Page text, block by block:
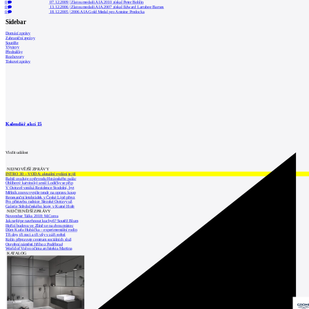
0 07.12.2009 |Zlatou medaili AIA 2010 získal Peter Bohlin
0
13.12.2006 |Zlatou medaili AIA 2007 získal Edward Larrabee Barnes
0
18.12.2005 |2006 AIA Gold Medal pro Antoine Predocka
Sidebar
Domácí zprávy
Zahraniční zprávy
Soutěže
Výstavy
Přednášky
Rozhovory
Tiskové zprávy
Kalendář akcí 15
Vložit událost
NEJNOVĚJŠÍ ZPRÁVY
INTRO 30 – VODA: aktuální vydání je již
Babiš uvažuje o převodu Hrzánského palác
Oblíbený karvinský areál Lodičky se přip
V Ostravě vzniká Rezidence Stodolní, byt
Mělník znovu vypíše tendr na opravu koup
Renesanční letohrádek v České Lípě převz
Pro přístavbu radnice Slezské Ostravy už
Galerie Středočeského kraje v Kutné Hoře
NEJČTENĚJŠÍ ZPRÁVY
November Talks 2018: M.Corea
Jak nejlépe navrhnout kuchyň? Soutěž Blum
Hořící budova ve Zlíně se na dvou místec
Dům Karla Hubáčka – experimentální rodin
Tři dny, tři noci a tři vily v záři světel
Kolín připravuje centrum sociálních služ
Otevření náměstí Jiřího z Poděbrad
World of Volvo očima architekta Martina
KATALOG